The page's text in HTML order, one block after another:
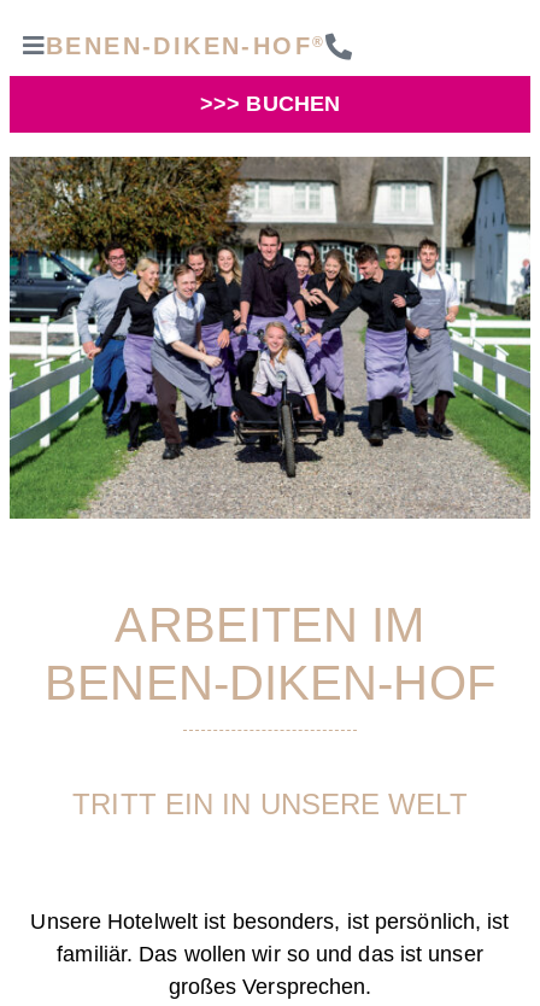
BENEN-DIKEN-HOF®
>>> BUCHEN
ARBEITEN IM
BENEN-DIKEN-HOF
TRITT EIN IN UNSERE WELT
Unsere Hotelwelt ist besonders, ist persönlich, ist
familiär. Das wollen wir so und das ist unser
großes Versprechen.